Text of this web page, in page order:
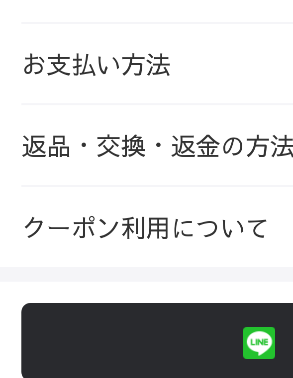
お支払い方法
返品・交換・返金の方
クーポン利用について